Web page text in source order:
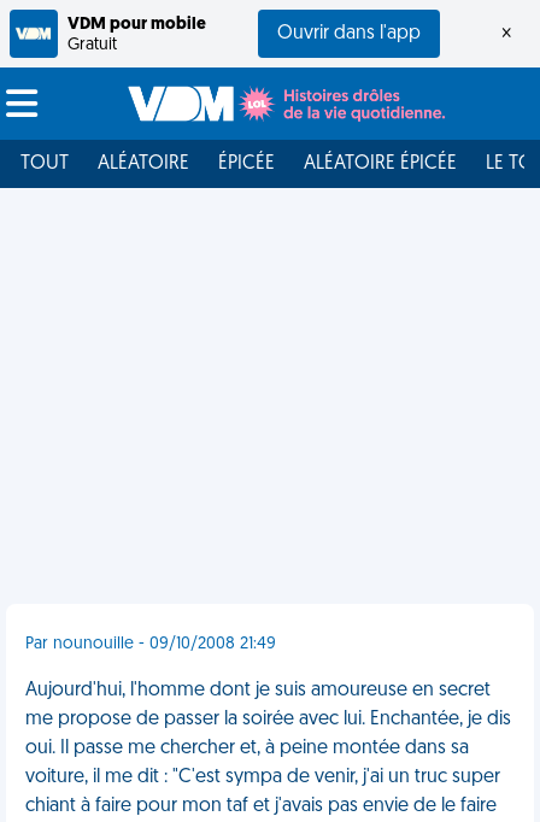
VDM pour mobile
Gratuit
Ouvrir dans l'app ×
TOUT ALÉATOIRE ÉPICÉE ALÉATOIRE ÉPICÉE LE
Par nounouille - 09/10/2008 21:49
Aujourd'hui, l'homme dont je suis amoureuse en secret
me propose de passer la soirée avec lui. Enchantée, je dis
oui. Il passe me chercher et, à peine montée dans sa
voiture, il me dit : "C'est sympa de venir, j'ai un truc super
chiant à faire pour mon taf et j'avais pas envie de le faire